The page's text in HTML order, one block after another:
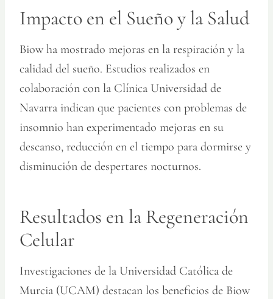
Impacto en el Sueño y la Salud
Biow ha mostrado mejoras en la respiración y la
calidad del sueño. Estudios realizados en
colaboración con la Clínica Universidad de
Navarra indican que pacientes con problemas de
insomnio han experimentado mejoras en su
descanso, reducción en el tiempo para dormirse y
disminución de despertares nocturnos.
Resultados en la Regeneración
Celular
Investigaciones de la Universidad Católica de
Murcia (UCAM) destacan los beneficios de Biow